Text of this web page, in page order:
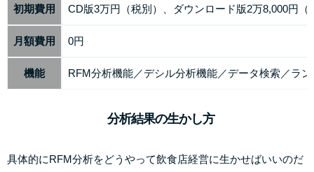
初期費用
月額費用
機能
CD版3万円（税別）、ダウンロード版2万8,000円（
0円
RFM分析機能／デシル分析機能／データ検索／ラ
分析結果の生かし方
具体的にRFM分析をどうやって飲食店経営に生かせばいいのだ